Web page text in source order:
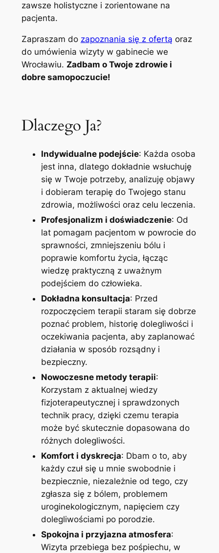
zawsze holistyczne i zorientowane na
pacjenta.
Zapraszam do zapoznania się z ofertą oraz
do umówienia wizyty w gabinecie we
Wrocławiu. Zadbam o Twoje zdrowie i
dobre samopoczucie!
Dlaczego Ja?
Indywidualne podejście: Każda osoba
jest inna, dlatego dokładnie wsłuchuję
się w Twoje potrzeby, analizuję objawy
i dobieram terapię do Twojego stanu
zdrowia, możliwości oraz celu leczenia.
Profesjonalizm i doświadczenie: Od
lat pomagam pacjentom w powrocie do
sprawności, zmniejszeniu bólu i
poprawie komfortu życia, łącząc
wiedzę praktyczną z uważnym
podejściem do człowieka.
Dokładna konsultacja: Przed
rozpoczęciem terapii staram się dobrze
poznać problem, historię dolegliwości i
oczekiwania pacjenta, aby zaplanować
działania w sposób rozsądny i
bezpieczny.
Nowoczesne metody terapii:
Korzystam z aktualnej wiedzy
fizjoterapeutycznej i sprawdzonych
technik pracy, dzięki czemu terapia
może być skutecznie dopasowana do
różnych dolegliwości.
Komfort i dyskrecja: Dbam o to, aby
każdy czuł się u mnie swobodnie i
bezpiecznie, niezależnie od tego, czy
zgłasza się z bólem, problemem
uroginekologicznym, napięciem czy
dolegliwościami po porodzie.
Spokojna i przyjazna atmosfera:
Wizyta przebiega bez pośpiechu, w